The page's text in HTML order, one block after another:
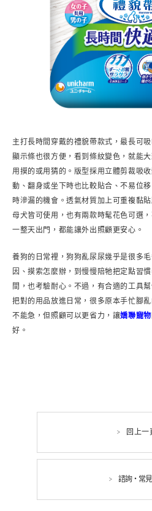
主打長時間穿戴的禮貌帶款式，最長可
顯示條也很方便，看到條紋變色，就能
用摸的或用猜的。版型採用立體剪裁吸
動、翻身或坐下時也比較貼合、不易位
時滲漏的機會。透氣材質加上可重複黏
母犬皆可使用，也有兩款時髦花色可選
一整天出門，都能讓外出照顧更安心。
養狗的日常裡，狗狗亂尿尿幾乎是很多
因、摸索怎麼辦，到慢慢陪牠把定點習
間，也考驗耐心。不過，有合適的工具
把對的用品放進日常，很多原本手忙腳
不能急，但照顧可以更省力，讓嬌聯寵物
好。
回上一
諮詢・常